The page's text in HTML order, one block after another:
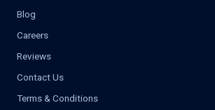
Blog
Careers
Reviews
Contact Us
Terms & Conditions